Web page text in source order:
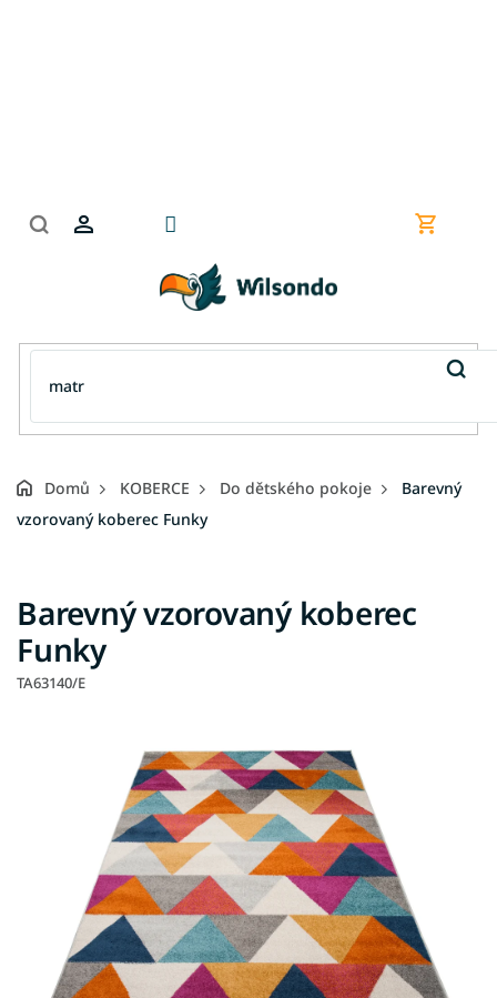
Nákupní
Domů KOBERCE Do dětského pokoje
Barevný
vzorovaný koberec Funky
Barevný vzorovaný koberec
Funky
TA63140/E